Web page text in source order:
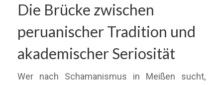
Die Brücke zwischen
peruanischer Tradition und
akademischer Seriosität
Wer nach Schamanismus in Meißen sucht,